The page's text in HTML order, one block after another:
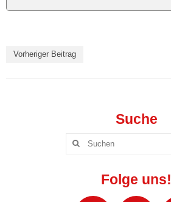
Vikings Talente U18 m
Vikings Talente U16 m
Vorheriger Beitrag
Suche
Folge uns!